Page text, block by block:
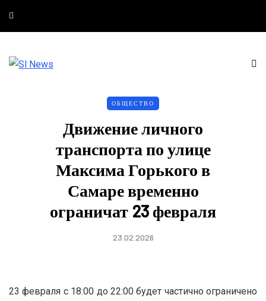
ОБЩЕСТВО
Движение личного
транспорта по улице
Максима Горького в
Самаре временно
ограничат 23 февраля
23.02.2026
23 февраля с 18:00 до 22:00 будет частично ограничено